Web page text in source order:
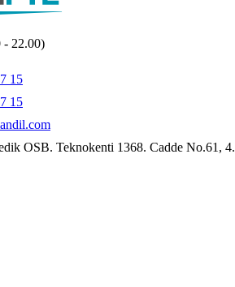
- 22.00)
15
15
OSB. Teknokenti 1368. Cadde